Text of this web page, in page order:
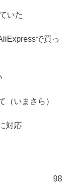
いた
で買っ
（いまさら）
対応
98